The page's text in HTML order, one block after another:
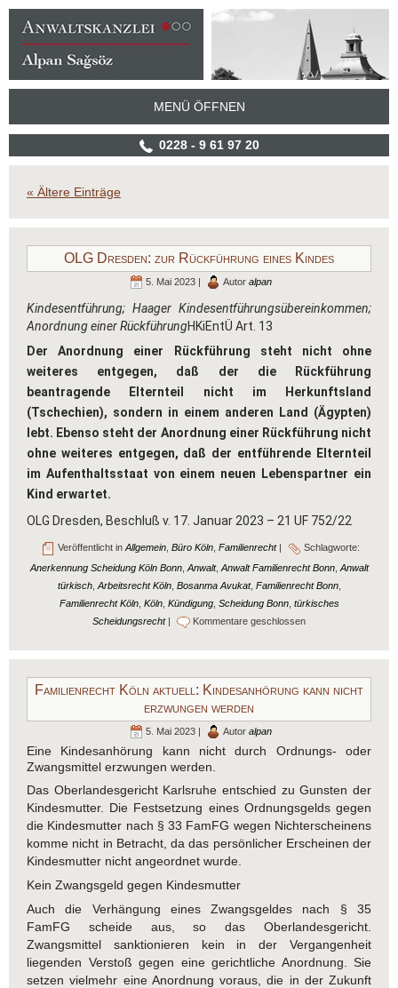
MENÜ ÖFFNEN
0228 - 9 61 97 20
« Ältere Einträge
OLG Dresden: zur Rückführung eines Kindes
5. Mai 2023 | Autor alpan
Kindesentführung; Haager Kindesentführungsübereinkommen;
Anordnung einer RückführungHKiEntÜ Art. 13
Der Anordnung einer Rückführung steht nicht ohne
weiteres entgegen, daß der die Rückführung
beantragende Elternteil nicht im Herkunftsland
(Tschechien), sondern in einem anderen Land (Ägypten)
lebt. Ebenso steht der Anordnung einer Rückführung nicht
ohne weiteres entgegen, daß der entführende Elternteil
im Aufenthaltsstaat von einem neuen Lebenspartner ein
Kind erwartet.
OLG Dresden, Beschluß v. 17. Januar 2023 – 21 UF 752/22
Veröffentlicht inAllgemein, Büro Köln, Familienrecht|
Schlagworte:
Anerkennung Scheidung Köln Bonn, Anwalt, Anwalt Familienrecht Bonn, Anwalt
türkisch, Arbeitsrecht Köln, Bosanma Avukat, Familienrecht Bonn,
Familienrecht Köln, Köln, Kündigung, Scheidung Bonn, türkisches
Scheidungsrecht| Kommentare geschlossen
Familienrecht Köln aktuell: Kindesanhörung kann nicht
erzwungen werden
5. Mai 2023 | Autor alpan
Eine Kindesanhörung kann nicht durch Ordnungs- oder
Zwangsmittel erzwungen werden.
Das Oberlandesgericht Karlsruhe entschied zu Gunsten der
Kindesmutter. Die Festsetzung eines Ordnungsgelds gegen
die Kindesmutter nach § 33 FamFG wegen Nichterscheinens
komme nicht in Betracht, da das persönlicher Erscheinen der
Kindesmutter nicht angeordnet wurde.
Kein Zwangsgeld gegen Kindesmutter
Auch die Verhängung eines Zwangsgeldes nach § 35
FamFG scheide aus, so das Oberlandesgericht.
Zwangsmittel sanktionieren kein in der Vergangenheit
liegenden Verstoß gegen eine gerichtliche Anordnung. Sie
setzen vielmehr eine Anordnung voraus, die in der Zukunft